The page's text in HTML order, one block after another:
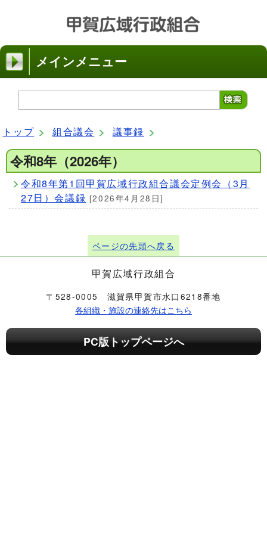
メインメニュー
トップ 組合議会 議事録
令和8年（2026年）
令和8年第1回甲賀広域行政組合議会定例会（3月
27日）会議録 [2026年4月28日]
ページの先頭へ戻る
甲賀広域行政組合
〒528-0005 滋賀県甲賀市水口6218番地
各組織・施設の連絡先はこちら
PC版トップページへ